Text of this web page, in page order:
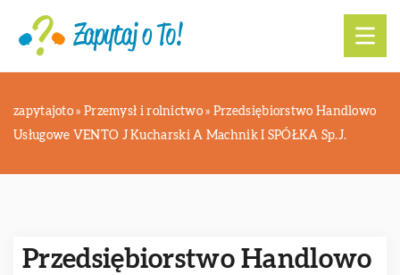
zapytajoto » Przemysł i rolnictwo» Przedsiębiorstwo Handlowo
Usługowe VENTO J Kucharski A Machnik I SPÓŁKA Sp.J.
Przedsiębiorstwo Handlowo